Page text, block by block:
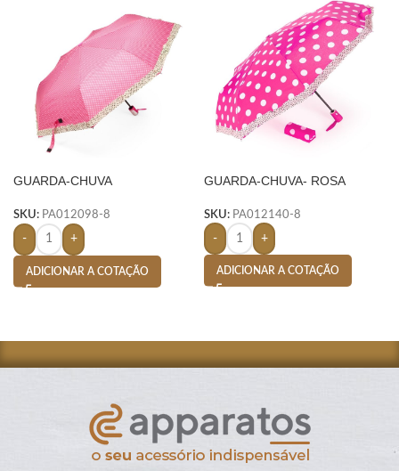
GUARDA-CHUVA
SKU: PA012098-8
- +
ADICIONAR A COTAÇÃO
GUARDA-CHUVA- ROSA
SKU: PA012140-8
- +
ADICIONAR A COTAÇÃO